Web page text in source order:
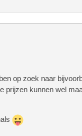
op zoek naar
prijzen kunnen wel